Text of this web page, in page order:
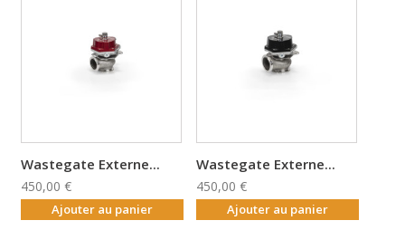
Wastegate Externe...
450,00 €
Ajouter au panier
Wastegate Externe...
450,00 €
Ajouter au panier